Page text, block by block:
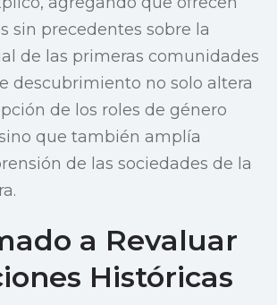
sin precedentes sobre la
de las primeras comunidades
descubrimiento no solo altera
de los roles de género
que también amplía
de las sociedades de la
a Revaluar
Históricas